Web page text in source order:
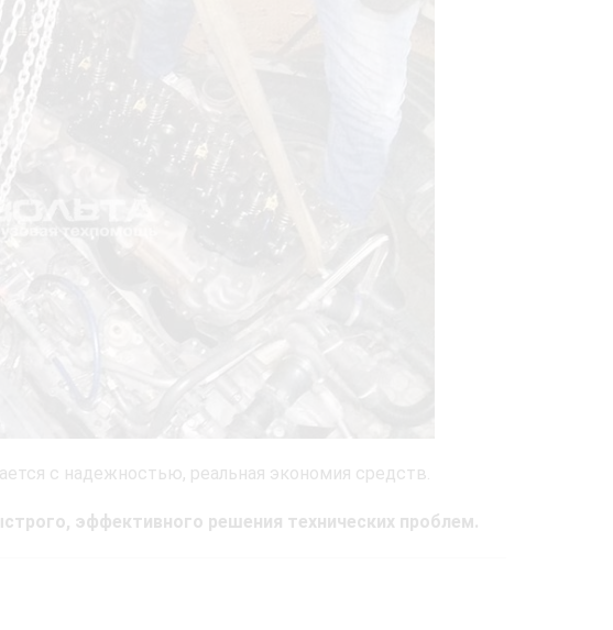
с надежностью, реальная экономия средств.
эффективного решения технических проблем.